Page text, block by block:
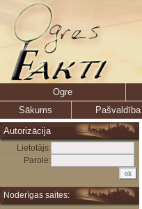
Ogre
Sākums
Pašvaldība
Autorizācija
Lietotājs:
Parole:
Noderīgas saites: